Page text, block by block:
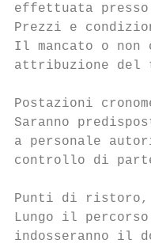
effettuata
Prezzi e
Il mancato o
attribuzione del
Postazioni
Saranno
a personale
controllo di
Punti di ristoro,
Lungo il
indosseranno il